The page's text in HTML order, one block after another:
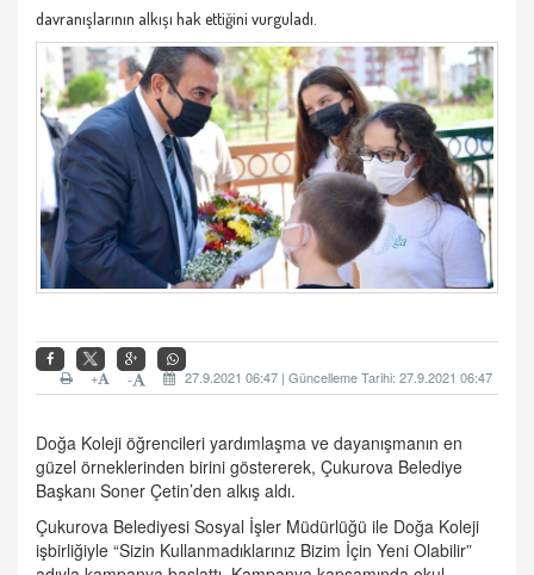
davranışlarının alkışı hak ettiğini vurguladı.
27.9.2021 06:47 | Güncelleme Tarihi: 27.9.2021 06:47
-
+
Doğa Koleji öğrencileri yardımlaşma ve dayanışmanın en
güzel örneklerinden birini göstererek, Çukurova Belediye
Başkanı Soner Çetin’den alkış aldı.
Çukurova Belediyesi Sosyal İşler Müdürlüğü ile Doğa Koleji
işbirliğiyle “Sizin Kullanmadıklarınız Bizim İçin Yeni Olabilir”